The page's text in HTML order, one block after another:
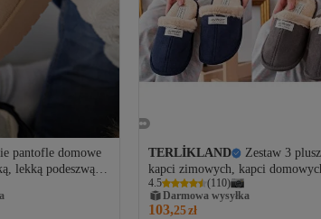
pantofle domowe
lekką podeszwą i
vizonowy
TERLİKLAND
Zestaw 3
kapci zimowych, kapci
zestaw posagowy, kapcie gościnne
4.5 (110)
Darmowa wysyłka
103,25zł